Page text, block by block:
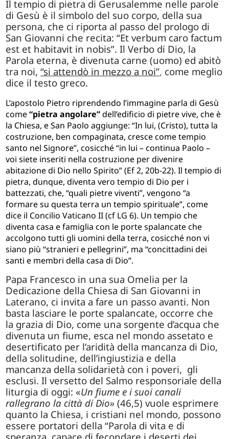
Il tempio di pietra di Gerusalemme nelle parole
di Gesù è il simbolo del suo corpo, della sua
persona, che ci riporta al passo del prologo di
San Giovanni che recita: “Et verbum caro factum
est et habitavit in nobis”. Il Verbo di Dio, la
Parola eterna, è divenuta carne (uomo) ed abitò
tra noi,“si attendò in mezzo a noi”, come meglio
dice il testo greco.
L’apostolo Pietro riprendendo l’immagine parla di Gesù
come“pietra angolare”dell’edificio di pietre vive, che è
la Chiesa, e San Paolo aggiunge: “In lui, (Cristo), tutta la
costruzione, ben compaginata, cresce come tempio
santo nel Signore”, cosicché “in lui – continua Paolo –
voi siete inseriti nella costruzione per divenire
abitazione di Dio nello Spirito” (Ef 2, 20b-22). Il tempio di
pietra, dunque, diventa vero tempio di Dio per i
battezzati, che, “quali pietre viventi”, vengono “a
formare su questa terra un tempio spirituale”, come
dice il Concilio Vaticano II (cf LG 6). Un tempio che
diventa casa e famiglia con le porte spalancate che
accolgono tutti gli uomini della terra, cosicché non vi
siano più “stranieri e pellegrini”, ma “concittadini dei
santi e membri della casa di Dio”.
Papa Francesco in una sua Omelia per la
Dedicazione della Chiesa di San Giovanni in
Laterano, ci invita a fare un passo avanti. Non
basta lasciare le porte spalancate, occorre che
la grazia di Dio, come una sorgente d’acqua che
divenuta un fiume, esca nel mondo assetato e
desertificato per l’aridità della mancanza di Dio,
della solitudine, dell’ingiustizia e della
mancanza della solidarietà con i poveri, gli
esclusi.Il versetto del Salmo responsoriale della
liturgia di oggi: «Un fiume e i suoi canali
rallegrano la città di Dio»(46,5) vuole esprimere
quanto la Chiesa, i cristiani nel mondo, possono
essere portatori della “Parola di vita e di